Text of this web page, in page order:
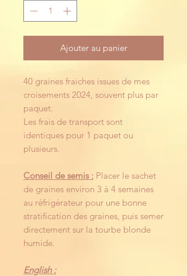
Ajouter au panier
40 graines fraiches issues de mes
croisements 2024, souvent plus par
paquet.
Les frais de transport sont
identiques pour 1 paquet ou
plusieurs.
Conseil de semis : Placer le sachet
de graines environ 3 à 4 semaines
au réfrigérateur pour une bonne
stratification des graines, puis semer
directement sur la tourbe blonde
humide.
English :